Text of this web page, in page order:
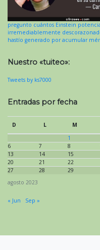
pregunto cuántos Einstein
irremediablemente
hastío generado por acumular
Nuestro «tuiteo»:
Tweets by ks7000
Entradas por fecha
agosto 2023
D L M
1
6
7 8
13
14 15
20
21 22
27
28 29
« Jun Sep »